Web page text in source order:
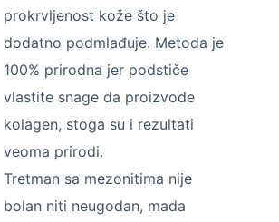
prokrvljenost kože što je
dodatno podmlađuje. Metoda je
100% prirodna jer podstiče
vlastite snage da proizvode
kolagen, stoga su i rezultati
veoma prirodi.
Tretman sa mezonitima nije
bolan niti neugodan, mada